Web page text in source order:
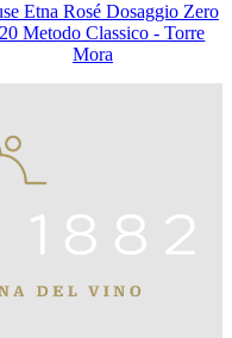
Etna Rosé Dosaggio Zero
Metodo Classico - Torre
Mora